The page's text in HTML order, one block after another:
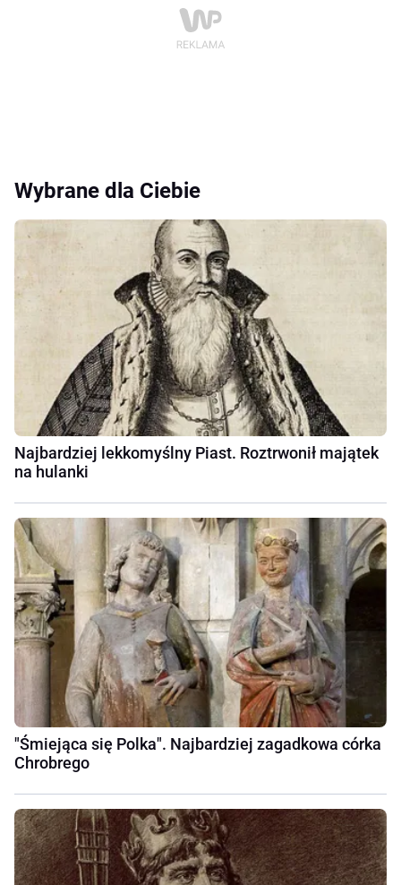
Wybrane dla Ciebie
Najbardziej lekkomyślny Piast. Roztrwonił majątek
na hulanki
"Śmiejąca się Polka". Najbardziej zagadkowa córka
Chrobrego